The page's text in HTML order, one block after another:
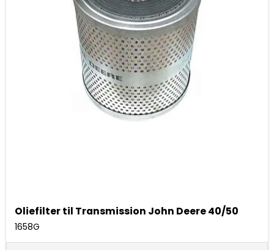
Oliefilter til Transmission John Deere 40/50
1658G